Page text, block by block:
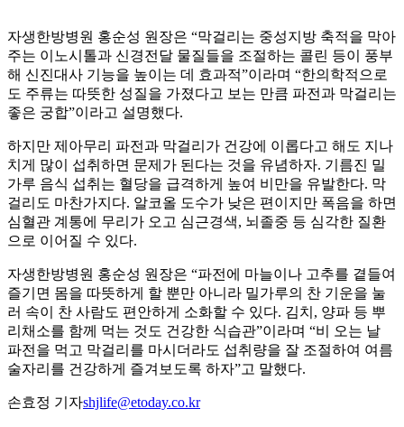
자생한방병원 홍순성 원장은 “막걸리는 중성지방 축적을 막아
주는 이노시톨과 신경전달 물질들을 조절하는 콜린 등이 풍부
해 신진대사 기능을 높이는 데 효과적”이라며 “한의학적으로
도 주류는 따뜻한 성질을 가졌다고 보는 만큼 파전과 막걸리는
좋은 궁합”이라고 설명했다.
하지만 제아무리 파전과 막걸리가 건강에 이롭다고 해도 지나
치게 많이 섭취하면 문제가 된다는 것을 유념하자. 기름진 밀
가루 음식 섭취는 혈당을 급격하게 높여 비만을 유발한다. 막
걸리도 마찬가지다. 알코올 도수가 낮은 편이지만 폭음을 하면
심혈관 계통에 무리가 오고 심근경색, 뇌졸중 등 심각한 질환
으로 이어질 수 있다.
자생한방병원 홍순성 원장은 “파전에 마늘이나 고추를 곁들여
즐기면 몸을 따뜻하게 할 뿐만 아니라 밀가루의 찬 기운을 눌
러 속이 찬 사람도 편안하게 소화할 수 있다. 김치, 양파 등 뿌
리채소를 함께 먹는 것도 건강한 식습관”이라며 “비 오는 날
파전을 먹고 막걸리를 마시더라도 섭취량을 잘 조절하여 여름
술자리를 건강하게 즐겨보도록 하자”고 말했다.
손효정 기자shjlife@etoday.co.kr